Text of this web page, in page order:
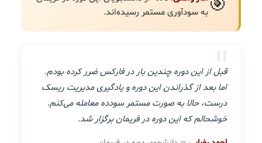
🎯به سودآوری مستمر رسیده‌اند.
"
قبل از این دوره چندین بار در فارکس ضرر کرده بودم.
اما بعد از گذراندن این دوره و یادگیری مدیریت ریسک
درست، حالا به صورت مستمر سودده معامله می‌کنم.
خوشحالم که این دوره در فریمان برگزار شد.